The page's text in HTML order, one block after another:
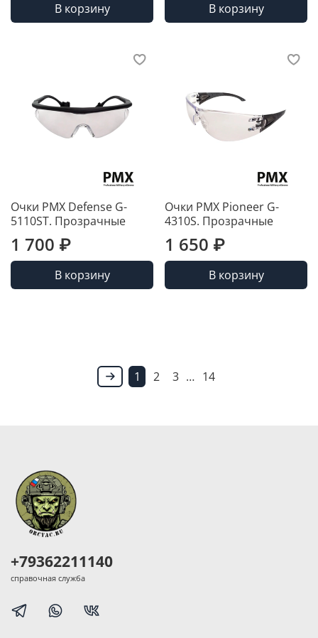
В корзину В корзину
Очки PMX Defense G-
5110ST. Прозрачные
1 700 ₽
В корзину
Очки PMX Pioneer G-
4310S. Прозрачные
1 650 ₽
В корзину
1 2 3 … 14
+79362211140
справочная служба